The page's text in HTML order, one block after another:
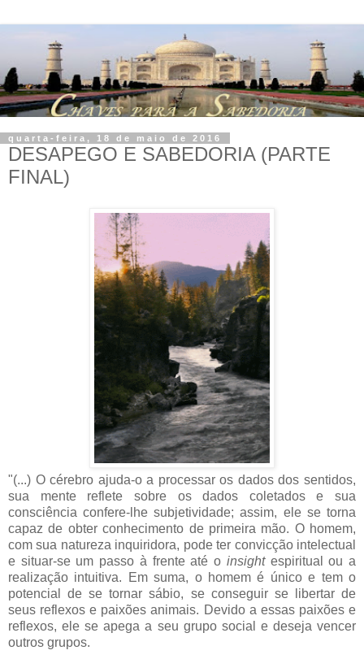
quarta-feira, 18 de maio de 2016
DESAPEGO E SABEDORIA (PARTE
FINAL)
"(...) O cérebro ajuda-o a processar os dados dos sentidos,
sua mente reflete sobre os dados coletados e sua
consciência confere-lhe subjetividade; assim, ele se torna
capaz de obter conhecimento de primeira mão. O homem,
com sua natureza inquiridora, pode ter convicção intelectual
e situar-se um passo à frente até o insightespiritual ou a
realização intuitiva. Em suma, o homem é único e tem o
potencial de se tornar sábio, se conseguir se libertar de
seus reflexos e paixões animais. Devido a essas paixões e
reflexos, ele se apega a seu grupo social e deseja vencer
outros grupos.